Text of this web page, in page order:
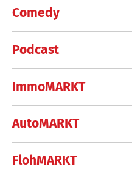
Comedy
Podcast
ImmoMARKT
AutoMARKT
FlohMARKT